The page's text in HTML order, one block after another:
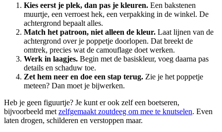
Kies eerst je plek, dan pas je kleuren. Een bakstenen
muurtje, een verroest hek, een verpakking in de winkel. De
achtergrond bepaalt alles.
Match het patroon, niet alleen de kleur. Laat lijnen van de
achtergrond over je poppetje doorlopen. Dat breekt de
omtrek, precies wat de camouflage doet werken.
Werk in laagjes. Begin met de basiskleur, voeg daarna pas
details en schaduw toe.
Zet hem neer en doe een stap terug. Zie je het poppetje
meteen? Dan moet je bijwerken.
Heb je geen figuurtje? Je kunt er ook zelf een boetseren,
bijvoorbeeld met zelfgemaakt zoutdeeg om mee te knutselen. Even
laten drogen, schilderen en verstoppen maar.